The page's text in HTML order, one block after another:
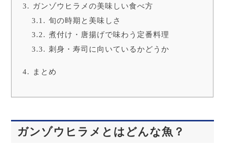
ガンゾウヒラメの美味しい食べ方
旬の時期と美味しさ
煮付け・唐揚げで味わう定番料理
刺身・寿司に向いているかどうか
まとめ
ガンゾウヒラメとはどんな魚？